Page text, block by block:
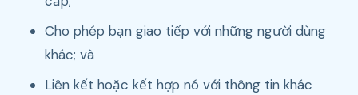
Cho phép bạn giao tiếp với những người dùng
khác; và
Liên kết hoặc kết hợp nó với thông tin khác